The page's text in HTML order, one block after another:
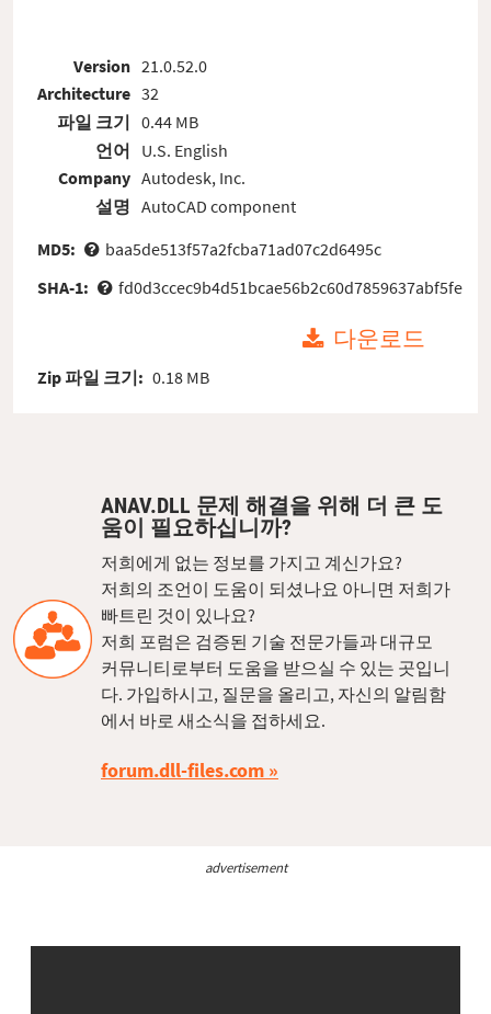
Version
Architecture
파일 크기
언어
Company
설명
21.0.52.0
32
0.44 MB
U.S. English
Autodesk, Inc.
AutoCAD component
MD5:
baa5de513f57a2fcba71ad07c2d6495c
SHA-1:
fd0d3ccec9b4d51bcae56b2c60d7859637abf5fe
다운로드
Zip 파일 크기: 0.18 MB
ANAV.DLL 문제 해결을 위해 더 큰 도
움이 필요하십니까?
저희에게 없는 정보를 가지고 계신가요?
저희의 조언이 도움이 되셨나요 아니면 저희가
빠트린 것이 있나요?
저희 포럼은 검증된 기술 전문가들과 대규모
커뮤니티로부터 도움을 받으실 수 있는 곳입니
다. 가입하시고, 질문을 올리고, 자신의 알림함
에서 바로 새소식을 접하세요.
forum.dll-files.com
advertisement